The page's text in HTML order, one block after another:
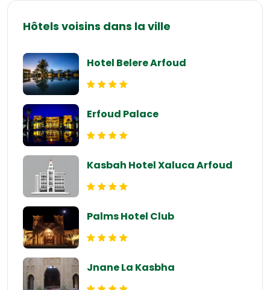
Hôtels voisins dans la ville
Hotel Belere Arfoud
Erfoud Palace
Kasbah Hotel Xaluca Arfoud
Palms Hotel Club
Jnane La Kasbha